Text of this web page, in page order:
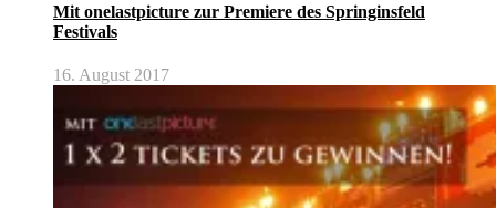
Mit onelastpicture zur Premiere des Springinsfeld
Festivals
16. August 2017